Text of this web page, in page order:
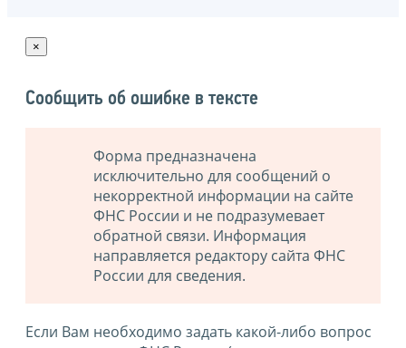
×
Сообщить об ошибке в тексте
Форма предназначена
исключительно для сообщений о
некорректной информации на сайте
ФНС России и не подразумевает
обратной связи. Информация
направляется редактору сайта ФНС
России для сведения.
Если Вам необходимо задать какой-либо вопрос